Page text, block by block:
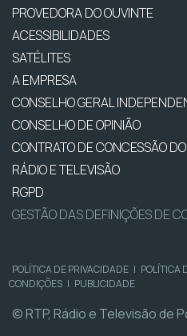
PROVEDORA DO OUVINTE
ACESSIBILIDADES
SATÉLITES
A EMPRESA
CONSELHO GERAL
CONSELHO DE OPINIÃO
CONTRATO DE CONCESSÃO
RÁDIO E TELEVISÃO
RGPD
GESTÃO DAS DEFINIÇÕES DE
POLÍTICA DE PRIVACIDADE | POLÍTICA
CONDIÇÕES | PUBLICIDADE
© RTP, Rádio e Televisão de